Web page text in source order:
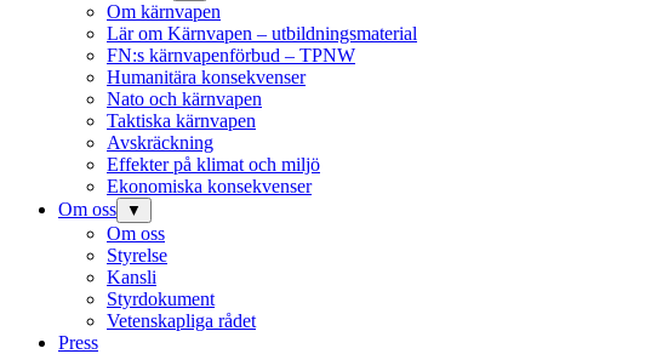
Om kärnvapen
Lär om Kärnvapen – utbildningsmaterial
FN:s kärnvapenförbud – TPNW
Humanitära konsekvenser
Nato och kärnvapen
Taktiska kärnvapen
Avskräckning
Effekter på klimat och miljö
Ekonomiska konsekvenser
Om oss
▼
Om oss
Styrelse
Kansli
Styrdokument
Vetenskapliga rådet
Press